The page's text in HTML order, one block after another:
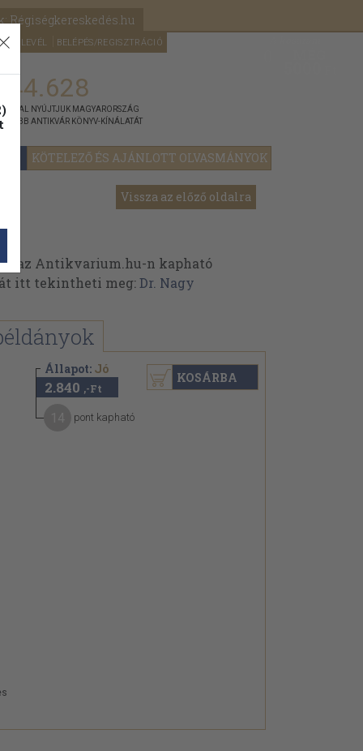
Régiségkereskedés.hu
HÍRLEVÉL BELÉPÉS/REGISZTRÁCIÓ
KÖTELEZŐ ÉS AJÁNLOTT OLVASMÁNYOK
NYÚJTJUK MAGYARORSZÁG
ANTIKVÁR KÖNYV-KÍNÁLATÁT
Vissza az előző oldalra
az Antikvarium.hu-n kapható
itt tekintheti meg:Dr. Nagy
Állapot: Jó
2.840 ,-Ft
pont kapható
KOSÁRBA